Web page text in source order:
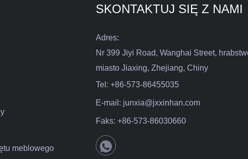
meblowego
SKONTAKTUJ SIĘ Z NAMI
Adres:
Nr 399 Jiyi Road, Wanghai Street,
miasto Jiaxing, Zhejiang, Chiny
Tel:+86-573-86455035
E-mail: junxia@jxxinhan.com
Faks:+86-573-86030660